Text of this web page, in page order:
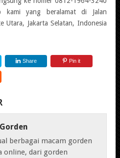
kami yang beralamat di Jalan
Utara, Jakarta Selatan, Indonesia
Share Pin it
berbagai macam gorden
online, dari gorden